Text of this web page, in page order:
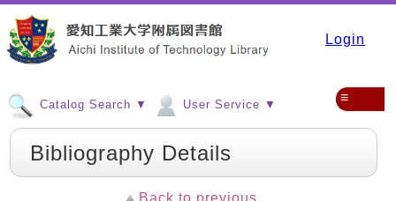
Login
Catalog Search ▼ User Service ▼ ≡
Bibliography Details
Back to previous